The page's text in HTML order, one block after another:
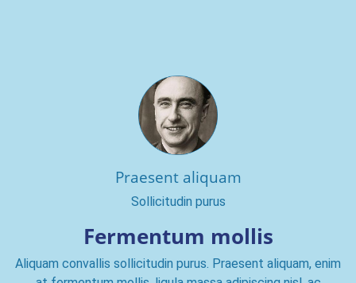
Praesent aliquam
Sollicitudin purus
Fermentum mollis
Aliquam convallis sollicitudin purus. Praesent aliquam, enim